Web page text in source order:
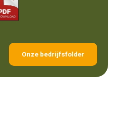
Onze bedrijfsfolder